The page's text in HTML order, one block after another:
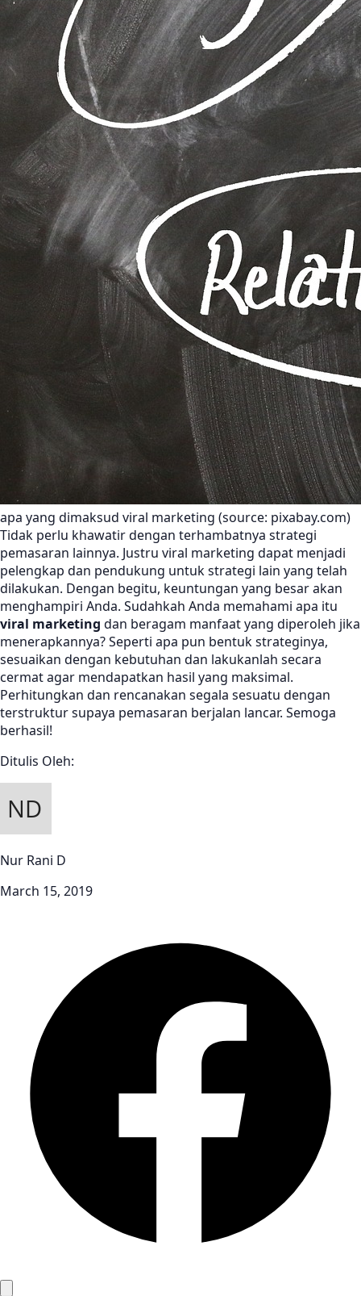
apa yang dimaksud viral marketing (source: pixabay.com)
Tidak perlu khawatir dengan terhambatnya strategi
pemasaran lainnya. Justru viral marketing dapat menjadi
pelengkap dan pendukung untuk strategi lain yang telah
dilakukan. Dengan begitu, keuntungan yang besar akan
menghampiri Anda. Sudahkah Anda memahami apa itu
viral marketing dan beragam manfaat yang diperoleh jika
menerapkannya? Seperti apa pun bentuk strateginya,
sesuaikan dengan kebutuhan dan lakukanlah secara
cermat agar mendapatkan hasil yang maksimal.
Perhitungkan dan rencanakan segala sesuatu dengan
terstruktur supaya pemasaran berjalan lancar. Semoga
berhasil!
Ditulis Oleh:
Nur Rani D
March 15, 2019